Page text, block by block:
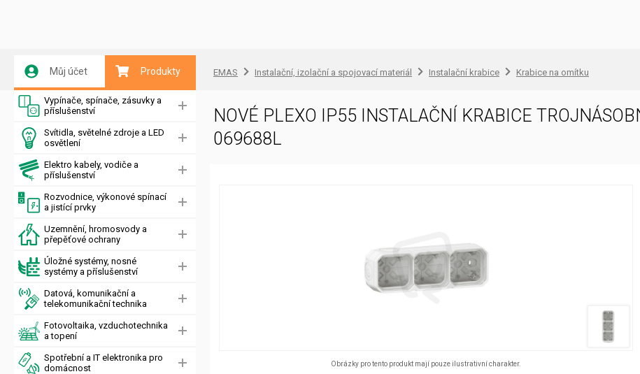
Můj účet Produkty
Vypínače, spínače, zásuvky a
příslušenství
Svítidla, světelné zdroje a LED
osvětlení
Elektro kabely, vodiče a
příslušenství
Rozvodnice, výkonové spínací
a jistící prvky
Uzemnění, hromosvody a
přepěťové ochrany
Úložné systémy, nosné
systémy a příslušenství
Datová, komunikační a
telekomunikační technika
Fotovoltaika, vzduchotechnika
a topení
Spotřební a IT elektronika pro
domácnost
EMAS Instalační, izolační a spojovací materiál Instalační krabice Krabice na omítku
NOVÉ PLEXO IP55 INSTALAČNÍ KRABICE
069688L
Obrázky pro tento produkt mají pouze ilustrativní charakter.